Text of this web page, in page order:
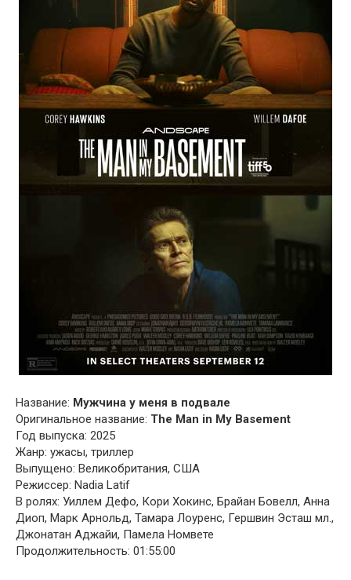
Название: Мужчина у меня в подвале
Оригинальное название: The Man in My Basement
Год выпуска: 2025
Жанр: ужасы, триллер
Выпущено: Великобритания, США
Режиссер: Nadia Latif
В ролях: Уиллем Дефо, Кори Хокинс, Брайан Бовелл, Анна
Диоп, Марк Арнольд, Тамара Лоуренс, Гершвин Эсташ мл.,
Джонатан Аджайи, Памела Номвете
Продолжительность: 01:55:00